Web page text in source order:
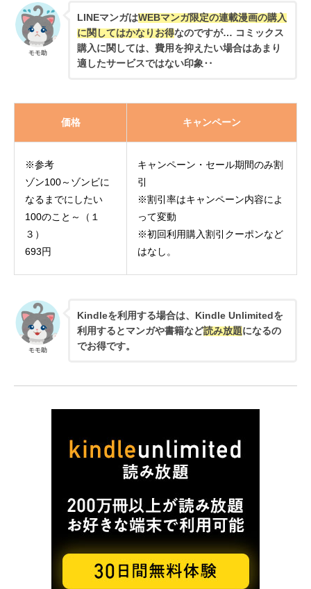
モモ助
LINEマンガはWEBマンガ限定の連載漫画の購入
に関してはかなりお得なのですが… コミックス
購入に関しては、費用を抑えたい場合はあまり
適したサービスではない印象‥
価格 キャンペーン
※参考
ゾン100～ゾンビに
なるまでにしたい
100のこと～（１
３）
693円
キャンペーン・セール期間のみ割
引
※割引率はキャンペーン内容によ
って変動
※初回利用購入割引クーポンなど
はなし。
モモ助
Kindleを利用する場合は、Kindle Unlimitedを
利用するとマンガや書籍など読み放題になるの
でお得です。